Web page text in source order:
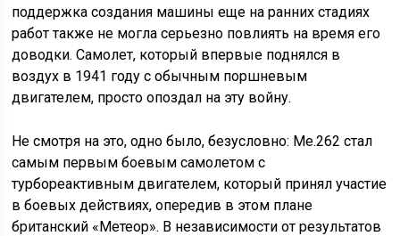
поддержка создания машины еще на ранних стадиях
работ также не могла серьезно повлиять на время его
доводки. Самолет, который впервые поднялся в
воздух в 1941 году с обычным поршневым
двигателем, просто опоздал на эту войну.
Не смотря на это, одно было, безусловно: Ме.262 стал
самым первым боевым самолетом с
турбореактивным двигателем, который принял участие
в боевых действиях, опередив в этом плане
британский «Метеор». В независимости от результатов